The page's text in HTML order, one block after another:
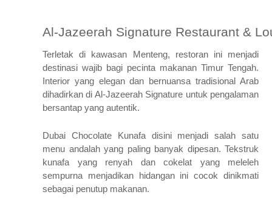
Al-Jazeerah Signature Restaurant &
Terletak di kawasan Menteng, restoran ini menjadi
destinasi wajib bagi pecinta makanan Timur Tengah.
Interior yang elegan dan bernuansa tradisional Arab
dihadirkan di Al-Jazeerah Signature untuk pengalaman
bersantap yang autentik.
Dubai Chocolate Kunafa disini menjadi salah satu
menu andalah yang paling banyak dipesan. Tekstruk
kunafa yang renyah dan cokelat yang meleleh
sempurna menjadikan hidangan ini cocok dinikmati
sebagai penutup makanan.